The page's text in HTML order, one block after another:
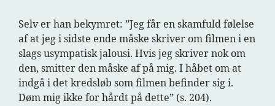
Selv er han bekymret: ”Jeg får en skamfuld følelse
af at jeg i sidste ende måske skriver om filmen i en
slags usympatisk jalousi. Hvis jeg skriver nok om
den, smitter den måske af på mig. I håbet om at
indgå i det kredsløb som filmen befinder sig i.
Døm mig ikke for hårdt på dette” (s. 204).